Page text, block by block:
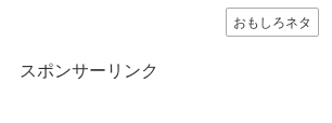
おもしろネタ
スポンサーリンク